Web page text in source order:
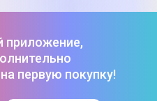
приложение,
первую покупку!